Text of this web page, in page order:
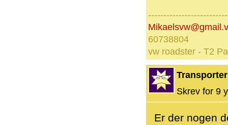
60738804
vw roadster - T2
Skrev for 9
Er der nogen